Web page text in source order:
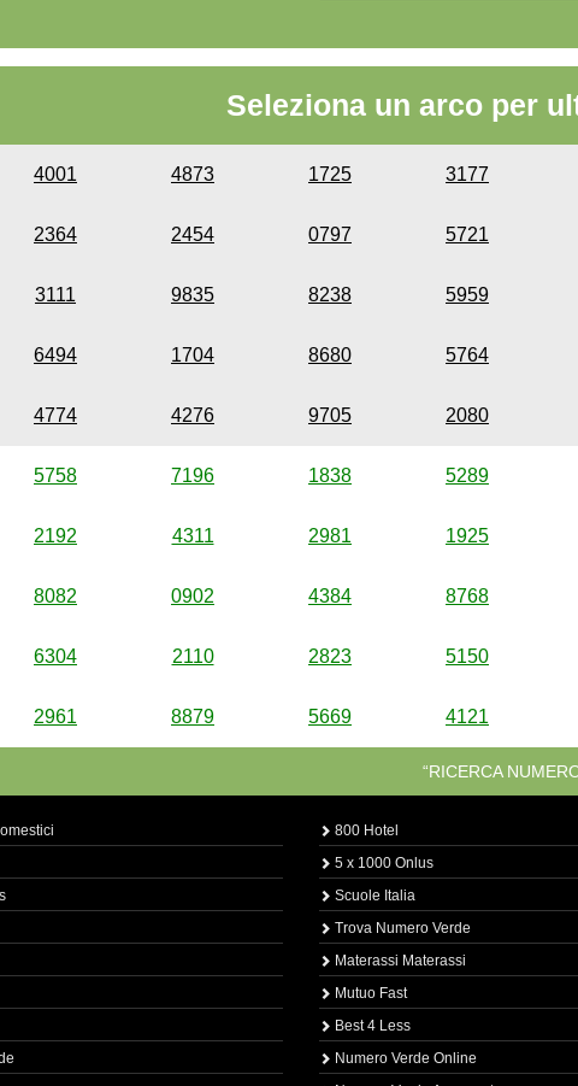
Seleziona un arco per
4001 4873 1725 3177
2364 2454 0797 5721
3111 9835 8238 5959
6494 1704 8680 5764
4774 4276 9705 2080
5758 7196 1838 5289
2192 4311 2981 1925
8082 0902 4384 8768
6304 2110 2823 5150
2961 8879 5669 4121
“RICERCA
800 Hotel
5 x 1000 Onlus
Scuole Italia
Trova Numero Verde
Materassi Materassi
Mutuo Fast
Best 4 Less
Numero Verde Online